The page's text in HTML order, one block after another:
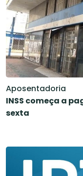
Aposentadoria
INSS começa a
sexta